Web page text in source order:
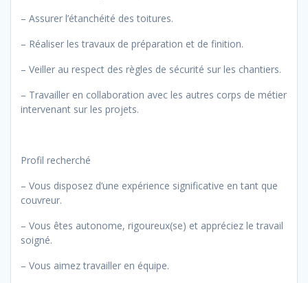
– Assurer l’étanchéité des toitures.
– Réaliser les travaux de préparation et de finition.
– Veiller au respect des règles de sécurité sur les chantiers.
– Travailler en collaboration avec les autres corps de métier
intervenant sur les projets.
Profil recherché
– Vous disposez d’une expérience significative en tant que
couvreur.
– Vous êtes autonome, rigoureux(se) et appréciez le travail
soigné.
– Vous aimez travailler en équipe.